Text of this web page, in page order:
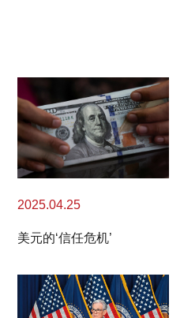
2025.04.25
美元的‘信任危机’